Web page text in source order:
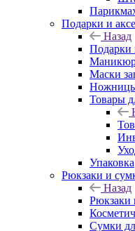
Подарки и
Назад
Подарки
Маски
Ножницы
Товары
Упаковка
Рюкзаки и
Назад
Рюкзаки
Сумки